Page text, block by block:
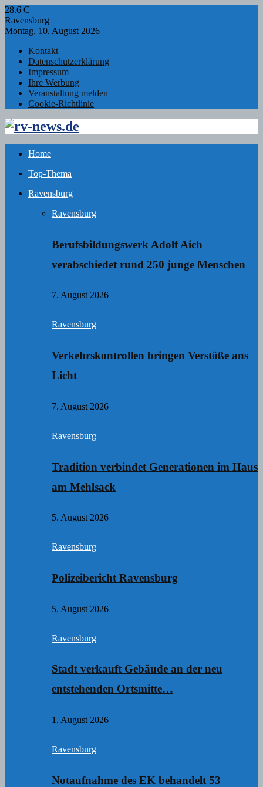
28.6 C
Ravensburg
Montag, 10. August 2026
Kontakt
Datenschutzerklärung
Impressum
Ihre Werbung
Veranstaltung melden
Cookie-Richtlinie
Facebook
Twitter
Instagram
Email
Rss
Home
Top-Thema
Ravensburg
Ravensburg
Berufsbildungswerk Adolf Aich
verabschiedet rund 250 junge Menschen
7. August 2026
Ravensburg
Verkehrskontrollen bringen Verstöße ans
Licht
7. August 2026
Ravensburg
Tradition verbindet Generationen im Haus
am Mehlsack
5. August 2026
Ravensburg
Polizeibericht Ravensburg
5. August 2026
Ravensburg
Stadt verkauft Gebäude an der neu
entstehenden Ortsmitte…
1. August 2026
Ravensburg
Notaufnahme des EK behandelt 53